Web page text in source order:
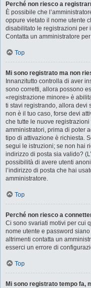
Perché non riesco a
È possibile che
oppure vietato il nome utente
disabilitato le registrazioni per
Contatta un amministratore
Top
Mi sono registrato ma non
Innanzitutto controlla di aver
sono corretti, allora possono
«registrazione minore» è
ti stavi registrando, allora devi
non è il tuo caso, forse devi
che tutte le nuove
amministratori, prima di poter
tipo di attivazione è richiesta.
segui le istruzioni; se non hai
indirizzo di posta sia valido?
possibilità di avere utenti
l’indirizzo di posta che hai
amministratore.
Top
Perché non riesco a
Ci sono svariati motivi per cui
nome utente e password
altrimenti contatta un
esserci un errore di
Top
Mi sono registrato tempo fa,